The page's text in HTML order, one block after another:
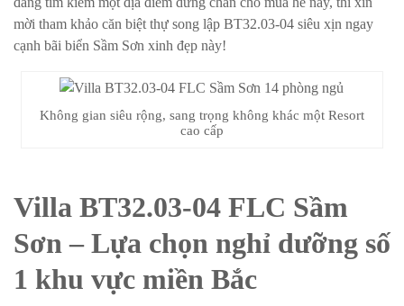
mời tham khảo căn biệt thự song lập BT32.03-04 siêu xịn ngay
cạnh bãi biển Sầm Sơn xinh đẹp này!
Không gian siêu rộng, sang trọng không khác một Resort
cao cấp
Villa BT32.03-04 FLC Sầm
Sơn – Lựa chọn nghỉ dưỡng số
1 khu vực miền Bắc